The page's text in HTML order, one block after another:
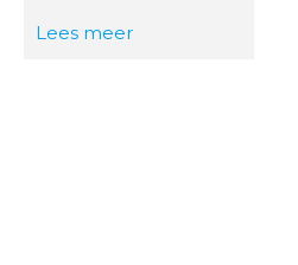
Lees meer